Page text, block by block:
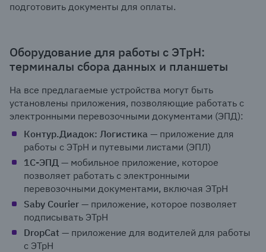
подготовить документы для оплаты.
Оборудование для работы с ЭТрН:
терминалы сбора данных и планшеты
На все предлагаемые устройства могут быть
установлены приложения, позволяющие работать с
электронными перевозочными документами (ЭПД):
Контур.Диадок: Логистика — приложение для
работы с ЭТрН и путевыми листами (ЭПЛ)
1С-ЭПД — мобильное приложение, которое
позволяет работать с электронными
перевозочными документами, включая ЭТрН
Saby Courier — приложение, которое позволяет
подписывать ЭТрН
DropCat — приложение для водителей для работы
с ЭТрН